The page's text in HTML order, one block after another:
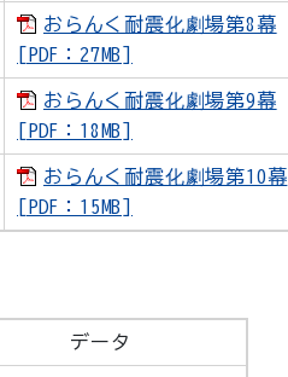
おらんく耐震化劇場第8幕
[PDF：27MB]
おらんく耐震化劇場第9幕
[PDF：18MB]
おらんく耐震化劇場第10幕
[PDF：15MB]
データ